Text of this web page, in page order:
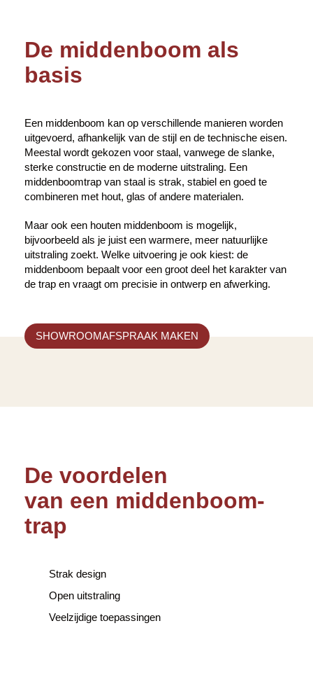
De middenboom als
basis
Een middenboom kan op verschillende manieren worden
uitgevoerd, afhankelijk van de stijl en de technische eisen.
Meestal wordt gekozen voor staal, vanwege de slanke,
sterke constructie en de moderne uitstraling. Een
middenboomtrap van staal is strak, stabiel en goed te
combineren met hout, glas of andere materialen.
Maar ook een houten middenboom is mogelijk,
bijvoorbeeld als je juist een warmere, meer natuurlijke
uitstraling zoekt. Welke uitvoering je ook kiest: de
middenboom bepaalt voor een groot deel het karakter van
de trap en vraagt om precisie in ontwerp en afwerking.
SHOWROOMAFSPRAAK MAKEN
De voordelen
van een middenboom-
trap
Strak design
Open uitstraling
Veelzijdige toepassingen